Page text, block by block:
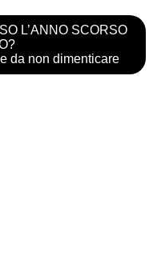
L’ANNO SCORSO
da non dimenticare